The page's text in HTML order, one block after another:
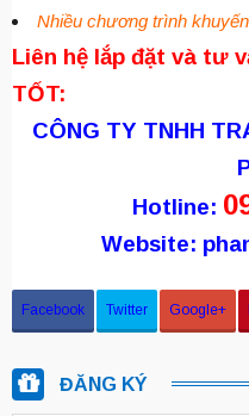
Nhiều chương trình
Liên hệ lắp đặt và tư
TỐT:
CÔNG TY TNHH
Hotline:
Website:
Facebook Twitter Google+
ĐĂNG KÝ